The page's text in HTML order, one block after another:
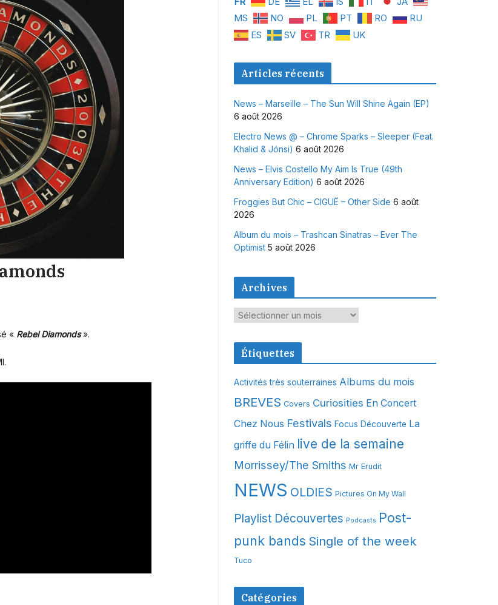
« Rebel Diamonds».
MS
NO PL PT RO
RU
ES
SV TR UK
Articles récents
News – Marseille – The Sun Will Shine Again (EP)
6 août 2026
Electro News @ – Chrome Sparks – Sleeper (Feat.
Khalid & Jónsi) 6 août 2026
News – Elvis Costello My Aim Is True (49th
Anniversary Edition) 6 août 2026
Froggies But Chic – CIGUË – Other Side 6 août
2026
Album du mois – Trashcan Sinatras – Ever The
Optimist 5 août 2026
Archives
A
c
e
s
Étiquettes
Activités très souterraines Albums du mois
BREVES Covers Curiosities En Concert
Chez Nous Festivals Focus Découverte La
griffe du Félin live de la semaine
Morrissey/The Smiths Mr Erudit
NEWS OLDIES Pictures On My Wall
Playlist Découvertes Podcasts Post-
punk bands Single of the week
Tuco
Catégories